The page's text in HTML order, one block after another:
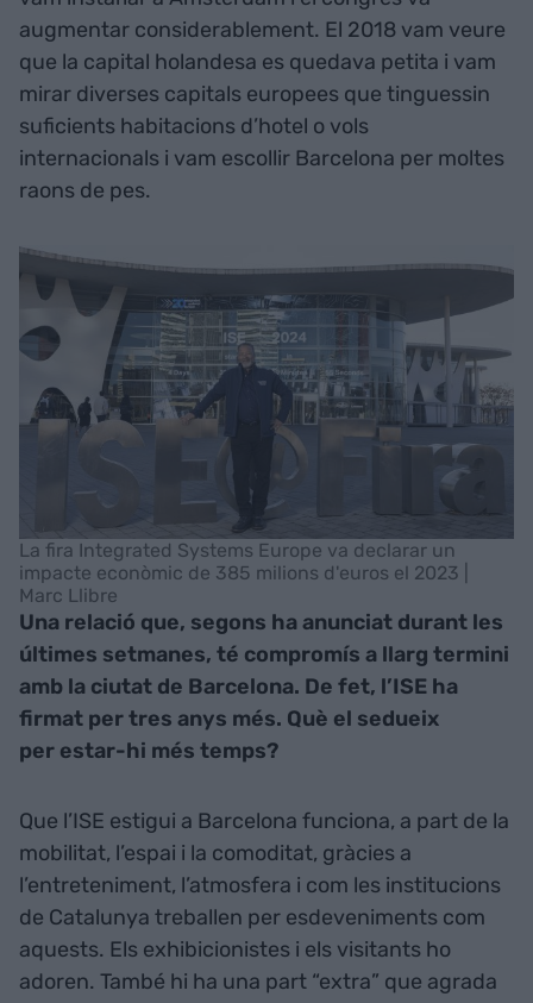
augmentar considerablement. El 2018 vam veure
que la capital holandesa es quedava petita i vam
mirar diverses capitals europees que tinguessin
suficients habitacions d’hotel o vols
internacionals i vam escollir Barcelona per moltes
raons de pes.
La fira Integrated Systems Europe va declarar un
impacte econòmic de 385 milions d'euros el 2023 |
Marc Llibre
Una relació que, segons ha anunciat durant les
últimes setmanes, té compromís a llarg termini
amb la ciutat de Barcelona. De fet, l’ISE ha
firmat per tres anys més. Què el sedueix
per estar-hi més temps?
Que l’ISE estigui a Barcelona funciona, a part de la
mobilitat, l’espai i la comoditat, gràcies a
l’entreteniment, l’atmosfera i com les institucions
de Catalunya treballen per esdeveniments com
aquests. Els exhibicionistes i els visitants ho
adoren. També hi ha una part “extra” que agrada